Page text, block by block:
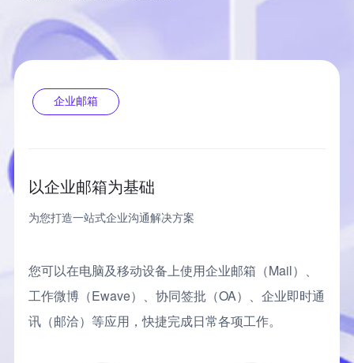
企业邮箱
以企业邮箱为基础
为您打造一站式企业沟通解决方案
您可以在电脑及移动设备上使用企业邮箱（Mail）、
工作微博（Ewave）、协同签批（OA）、企业即时通
讯（邮洽）等应用，快捷完成日常各项工作。
立即提交
扫码添加微信
直连产品经理为您服务